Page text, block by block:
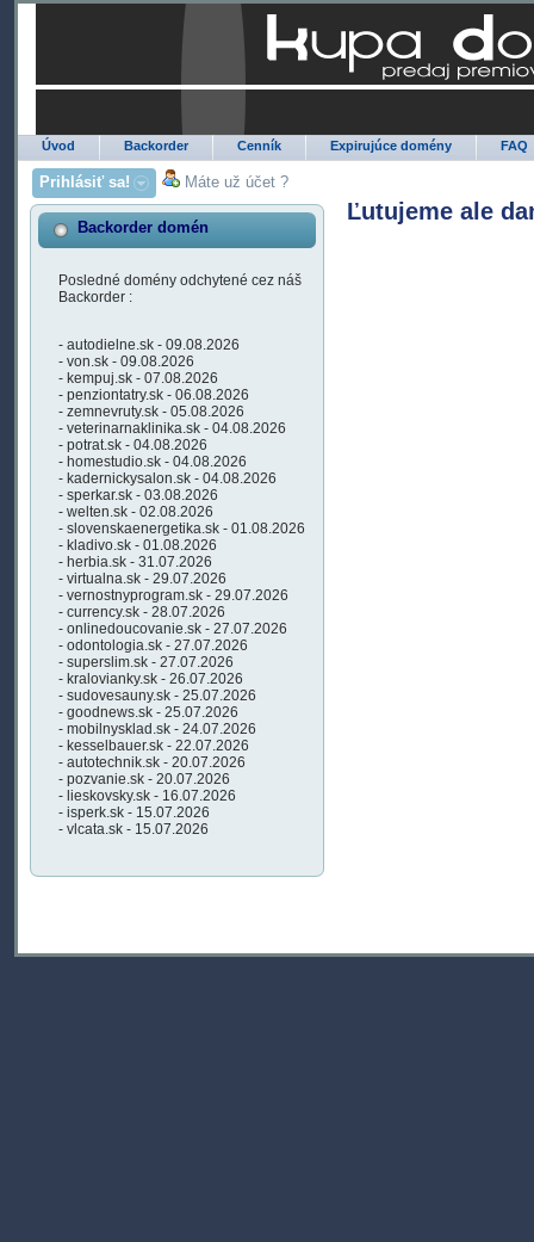
Úvod Backorder Cenník Expirujúce domény FAQ
Prihlásiť sa! Máte už účet ?
Backorder domén
Posledné domény odchytené cez náš
Backorder :
- autodielne.sk - 09.08.2026
- von.sk - 09.08.2026
- kempuj.sk - 07.08.2026
- penziontatry.sk - 06.08.2026
- zemnevruty.sk - 05.08.2026
- veterinarnaklinika.sk - 04.08.2026
- potrat.sk - 04.08.2026
- homestudio.sk - 04.08.2026
- kadernickysalon.sk - 04.08.2026
- sperkar.sk - 03.08.2026
- welten.sk - 02.08.2026
- slovenskaenergetika.sk - 01.08.2026
- kladivo.sk - 01.08.2026
- herbia.sk - 31.07.2026
- virtualna.sk - 29.07.2026
- vernostnyprogram.sk - 29.07.2026
- currency.sk - 28.07.2026
- onlinedoucovanie.sk - 27.07.2026
- odontologia.sk - 27.07.2026
- superslim.sk - 27.07.2026
- kralovianky.sk - 26.07.2026
- sudovesauny.sk - 25.07.2026
- goodnews.sk - 25.07.2026
- mobilnysklad.sk - 24.07.2026
- kesselbauer.sk - 22.07.2026
- autotechnik.sk - 20.07.2026
- pozvanie.sk - 20.07.2026
- lieskovsky.sk - 16.07.2026
- isperk.sk - 15.07.2026
- vlcata.sk - 15.07.2026
Ľutujeme ale